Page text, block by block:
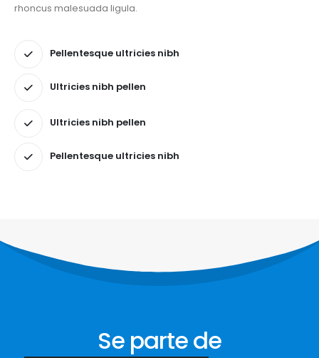
rhoncus malesuada ligula.
Pellentesque ultricies nibh
Ultricies nibh pellen
Ultricies nibh pellen
Pellentesque ultricies nibh
Se parte de